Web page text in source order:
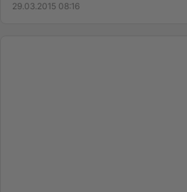
29.03.2015 08:16